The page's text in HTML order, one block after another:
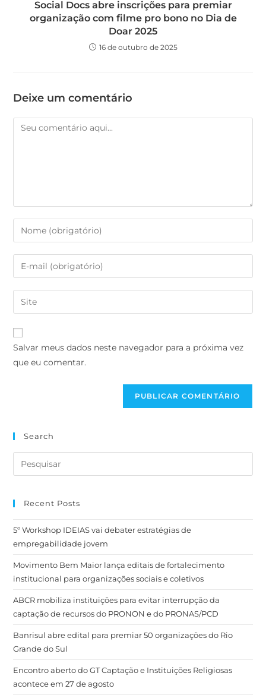
Social Docs abre inscrições para premiar
organização com filme pro bono no Dia de
Doar 2025
16 de outubro de 2025
Deixe um comentário
Salvar meus dados neste navegador para a próxima vez
que eu comentar.
Search
Recent Posts
5º Workshop IDEIAS vai debater estratégias de
empregabilidade jovem
Movimento Bem Maior lança editais de fortalecimento
institucional para organizações sociais e coletivos
ABCR mobiliza instituições para evitar interrupção da
captação de recursos do PRONON e do PRONAS/PCD
Banrisul abre edital para premiar 50 organizações do Rio
Grande do Sul
Encontro aberto do GT Captação e Instituições Religiosas
acontece em 27 de agosto